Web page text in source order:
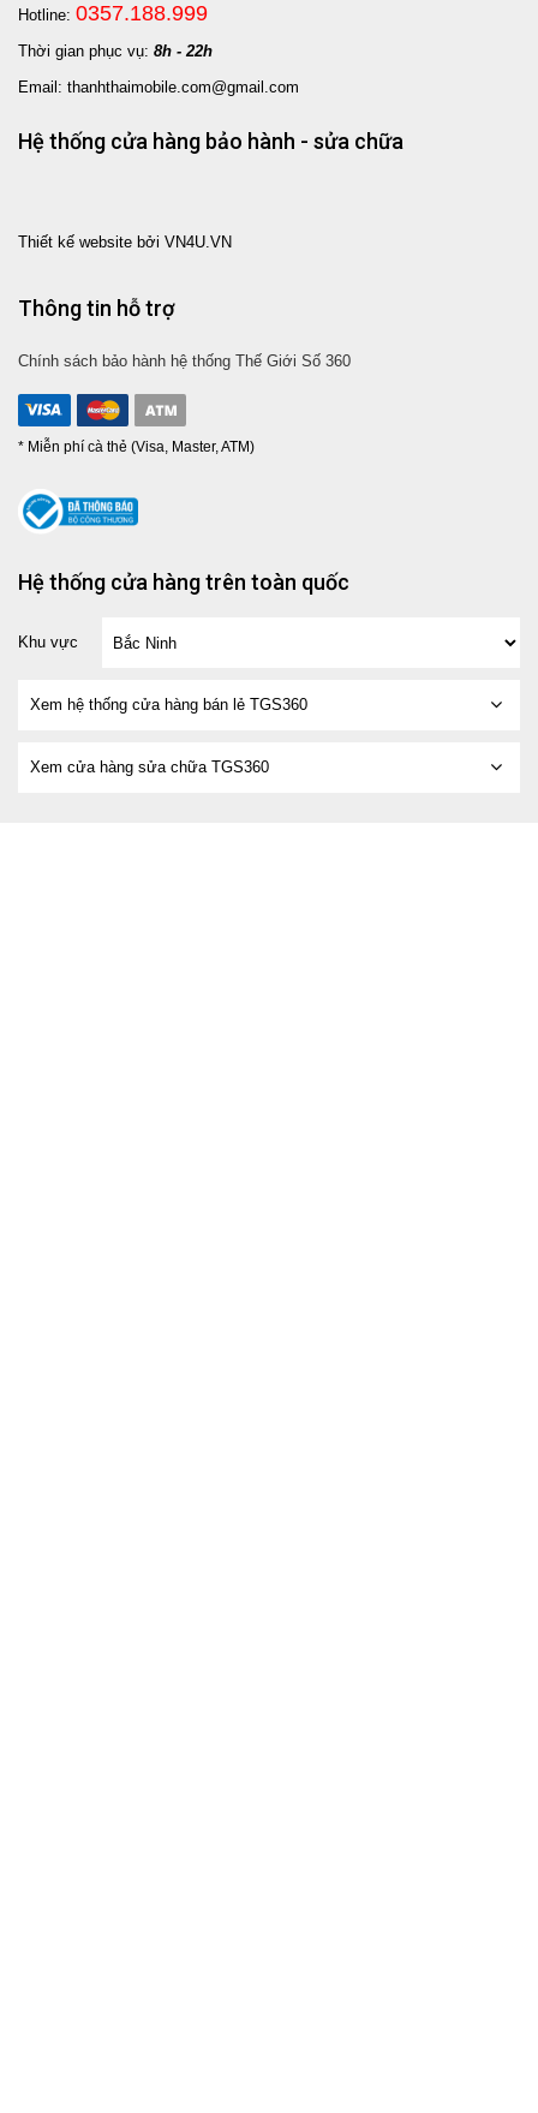
Hotline: 0357.188.999
Thời gian phục vụ: 8h - 22h
Email: thanhthaimobile.com@gmail.com
Hệ thống cửa hàng bảo hành - sửa chữa
Thiết kế website bởi VN4U.VN
Thông tin hỗ trợ
Chính sách bảo hành hệ thống Thế Giới Số 360
* Miễn phí cà thẻ (Visa, Master, ATM)
Hệ thống cửa hàng trên toàn quốc
Khu vực
Xem hệ thống cửa hàng bán lẻ TGS360
Xem cửa hàng sửa chữa TGS360